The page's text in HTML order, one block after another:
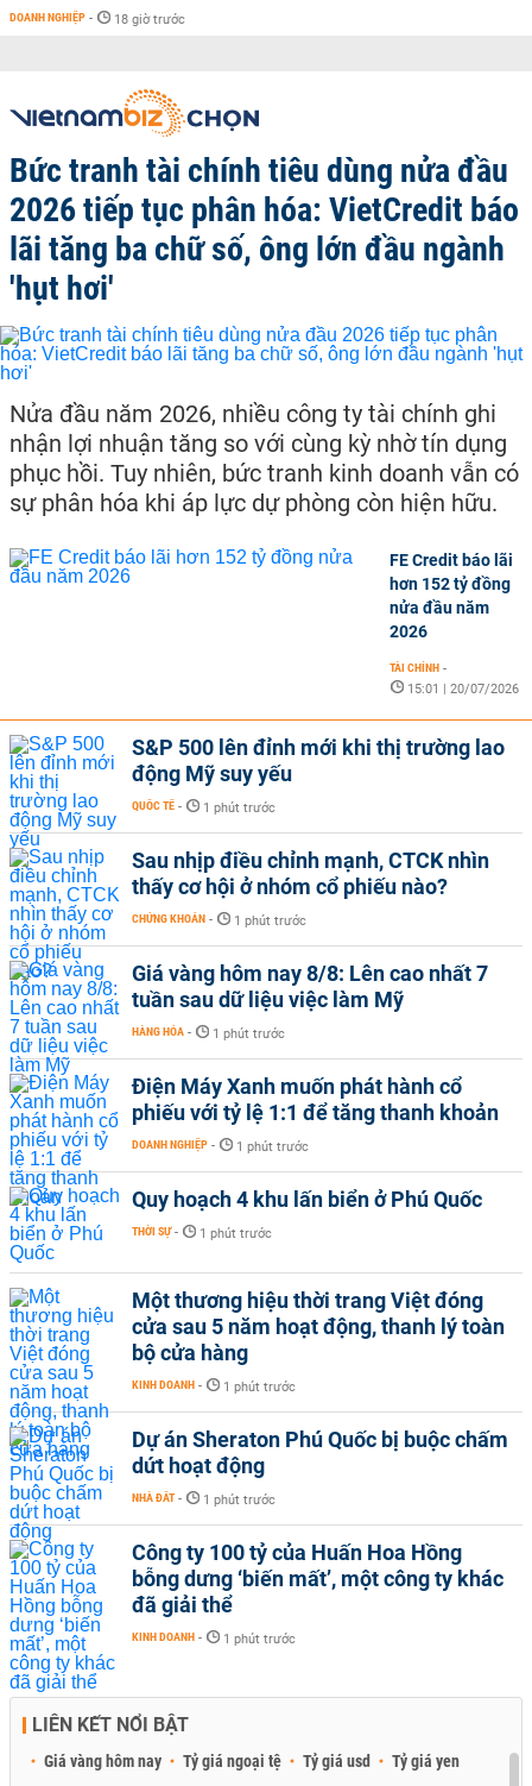
DOANH NGHIỆP - 18 giờ trước
Bức tranh tài chính tiêu dùng nửa đầu
2026 tiếp tục phân hóa: VietCredit báo
lãi tăng ba chữ số, ông lớn đầu ngành
'hụt hơi'
Nửa đầu năm 2026, nhiều công ty tài chính ghi
nhận lợi nhuận tăng so với cùng kỳ nhờ tín dụng
phục hồi. Tuy nhiên, bức tranh kinh doanh vẫn có
sự phân hóa khi áp lực dự phòng còn hiện hữu.
FE Credit báo lãi
hơn 152 tỷ đồng
nửa đầu năm
2026
TÀI CHÍNH -
15:01 | 20/07/2026
S&P 500 lên đỉnh mới khi thị trường lao
động Mỹ suy yếu
QUỐC TẾ - 1 phút trước
Sau nhịp điều chỉnh mạnh, CTCK nhìn
thấy cơ hội ở nhóm cổ phiếu nào?
CHỨNG KHOÁN - 1 phút trước
Giá vàng hôm nay 8/8: Lên cao nhất 7
tuần sau dữ liệu việc làm Mỹ
HÀNG HÓA - 1 phút trước
Điện Máy Xanh muốn phát hành cổ
phiếu với tỷ lệ 1:1 để tăng thanh khoản
DOANH NGHIỆP - 1 phút trước
Quy hoạch 4 khu lấn biển ở Phú Quốc
THỜI SỰ - 1 phút trước
Một thương hiệu thời trang Việt đóng
cửa sau 5 năm hoạt động, thanh lý toàn
bộ cửa hàng
KINH DOANH - 1 phút trước
Dự án Sheraton Phú Quốc bị buộc chấm
dứt hoạt động
NHÀ ĐẤT - 1 phút trước
Công ty 100 tỷ của Huấn Hoa Hồng
bỗng dưng ‘biến mất’, một công ty khác
đã giải thể
KINH DOANH - 1 phút trước
LIÊN KẾT NỔI BẬT
Giá vàng hôm nay Tỷ giá ngoại tệ Tỷ giá usd Tỷ giá yen